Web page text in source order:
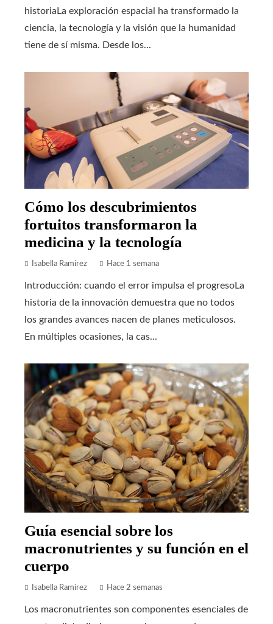
historiaLa exploración espacial ha transformado la
ciencia, la tecnología y la visión que la humanidad
tiene de sí misma. Desde los...
Cómo los descubrimientos
fortuitos transformaron la
medicina y la tecnología
Isabella Ramírez Hace 1 semana
Introducción: cuando el error impulsa el progresoLa
historia de la innovación demuestra que no todos
los grandes avances nacen de planes meticulosos.
En múltiples ocasiones, la cas...
Guía esencial sobre los
macronutrientes y su función en el
cuerpo
Isabella Ramírez Hace 2 semanas
Los macronutrientes son componentes esenciales de